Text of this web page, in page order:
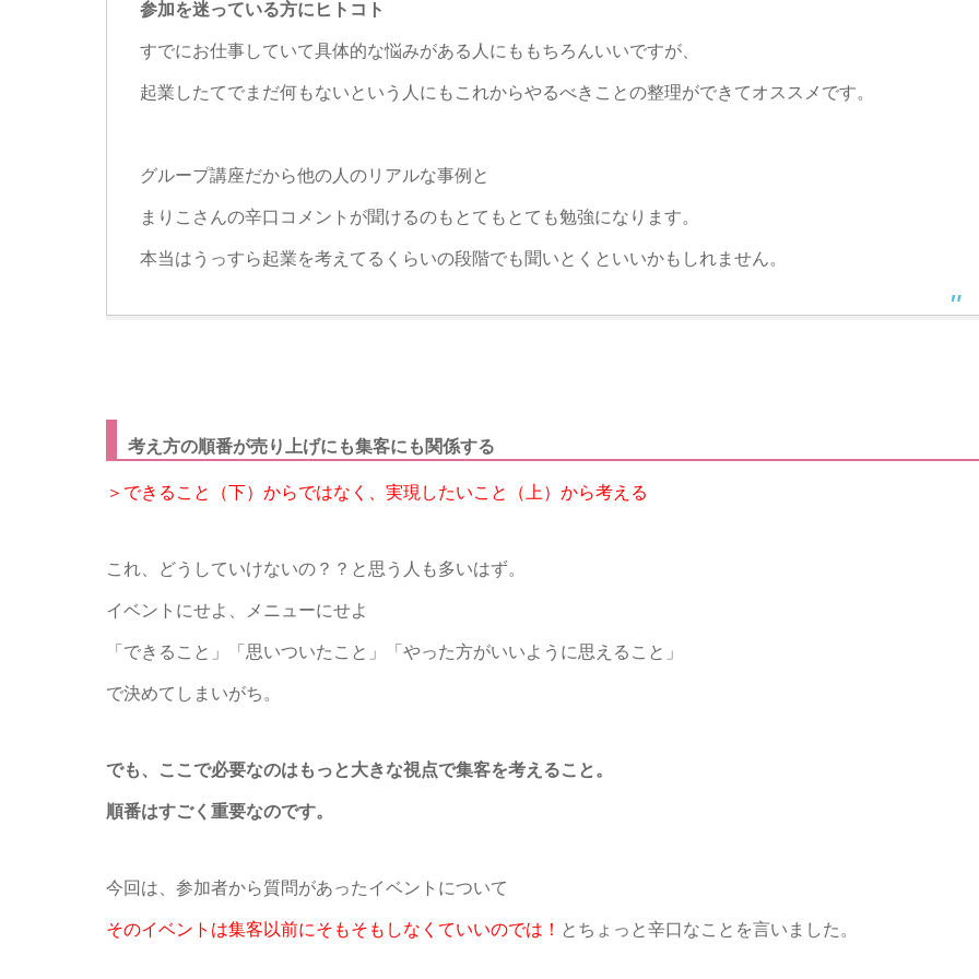
参加を迷っている方にヒトコト
すでにお仕事していて具体的な悩みがある人にももちろんいいですが、
起業したてでまだ何もないという人にもこれからやるべきことの整理ができてオススメです。
グループ講座だから他の 人 のリアルな事例と
まりこさんの辛口コメ ントが聞けるのもとてもとても勉強になります。
本当はうっすら起業を考えてるくらいの段階でも聞いとくといいかもしれません。
考え方の順番が売り上げにも集客にも関係する
＞できること（下）からではなく、実現したいこと（上） から考える
これ、どうしていけないの？？と思う人も多いはず。
イベントにせよ、メニューにせよ
「できること」「思いついたこと」「やった方がいいように思えること」
で決めてしまいがち。
でも、ここで必要なのはもっと大きな視点で集客を考えること。
順番はすごく重要なのです。
今回は、参加者から質問があったイベントについて
そのイベントは集客以前にそもそもしなくていいのでは！ とちょっと辛口なことを言いました。